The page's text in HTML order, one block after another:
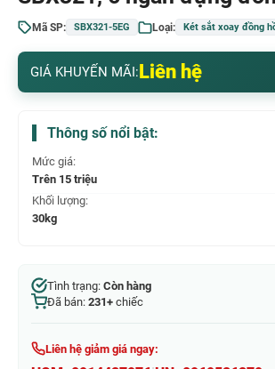
Mã SP: SBX321-5EG Loại: Két sắt xoay đồng
GIÁ KHUYẾN MÃI:Liên hệ
Thông số nổi bật:
Mức giá:
Trên 15 triệu
Khối lượng:
30kg
Tình trạng: Còn hàng
Đã bán: 231+ chiếc
Liên hệ giảm giá ngay: